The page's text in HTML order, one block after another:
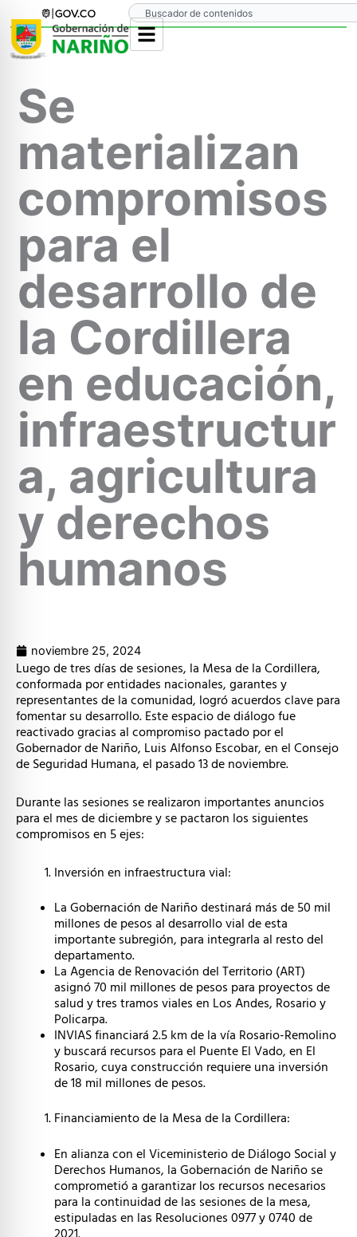
contenido
Search
Se
materializan
compromisos
para el
desarrollo de
la Cordillera
en educación,
infraestructur
a, agricultura
y derechos
humanos
noviembre 25, 2024
Luego de tres días de sesiones, la Mesa de la Cordillera,
conformada por entidades nacionales, garantes y
representantes de la comunidad, logró acuerdos clave para
fomentar su desarrollo. Este espacio de diálogo fue
reactivado gracias al compromiso pactado por el
Gobernador de Nariño, Luis Alfonso Escobar, en el Consejo
de Seguridad Humana, el pasado 13 de noviembre.
Durante las sesiones se realizaron importantes anuncios
para el mes de diciembre y se pactaron los siguientes
compromisos en 5 ejes:
Inversión en infraestructura vial:
La Gobernación de Nariño destinará más de 50 mil
millones de pesos al desarrollo vial de esta
importante subregión, para integrarla al resto del
departamento.
La Agencia de Renovación del Territorio (ART)
asignó 70 mil millones de pesos para proyectos de
salud y tres tramos viales en Los Andes, Rosario y
Policarpa.
INVIAS financiará 2.5 km de la vía Rosario-Remolino
y buscará recursos para el Puente El Vado, en El
Rosario, cuya construcción requiere una inversión
de 18 mil millones de pesos.
Financiamiento de la Mesa de la Cordillera:
En alianza con el Viceministerio de Diálogo Social y
Derechos Humanos, la Gobernación de Nariño se
comprometió a garantizar los recursos necesarios
para la continuidad de las sesiones de la mesa,
estipuladas en las Resoluciones 0977 y 0740 de
2021.